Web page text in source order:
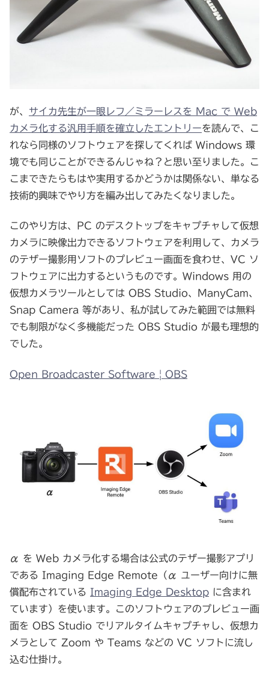
が、 サイカ先生が一眼レフ／ミラーレスを Mac で Web
カメラ化する汎用手順を確立したエントリーを読んで、こ
れなら同様のソフトウェアを探してくれば Windows 環
境でも同じことができるんじゃね？と思い至りました。こ
こまできたらもはや実用するかどうかは関係ない、単なる
技術的興味でやり方を編み出してみたくなりました。
このやり方は、PC のデスクトップをキャプチャして仮想
カメラに映像出力できるソフトウェアを利用して、カメラ
のテザー撮影用ソフトのプレビュー画面を食わせ、VC ソ
フトウェアに出力するというものです。Windows 用の
仮想カメラツールとしては OBS Studio、ManyCam、
Snap Camera 等があり、私が試してみた範囲では無料
でも制限がなく多機能だった OBS Studio が最も理想的
でした。
Open Broadcaster Software | OBS
α を Web カメラ化する場合は公式のテザー撮影アプリ
である Imaging Edge Remote（α ユーザー向けに無
償配布されている Imaging Edge Desktop に含まれ
ています）を使います。このソフトウェアのプレビュー画
面を OBS Studio でリアルタイムキャプチャし、仮想カ
メラとして Zoom や Teams などの VC ソフトに流し
込む仕掛け。